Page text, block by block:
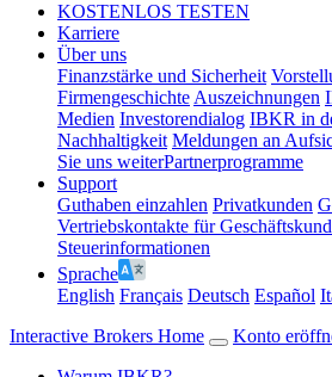
KOSTENLOS TESTEN
Karriere
Über uns
Finanzstärke und Sicherheit
Firmengeschichte Auszeichnungen
Medien Investorendialog IBKR in
Nachhaltigkeit Meldungen an
Sie uns weiterPartnerprogramme
Support
Guthaben einzahlen Privatkunden
Vertriebskontakte für
Steuerinformationen
Sprache
English Français Deutsch Español
Interactive Brokers Home
Konto